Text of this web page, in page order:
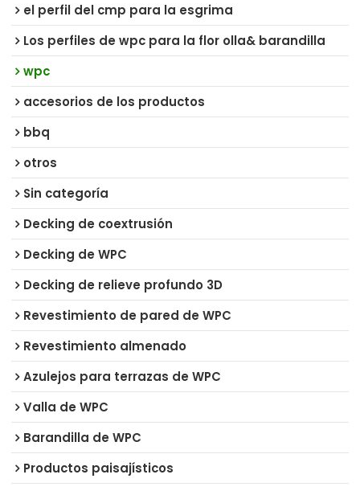
el perfil del cmp para la esgrima
Los perfiles de wpc para la flor olla& barandilla
wpc
accesorios de los productos
bbq
otros
Sin categoría
Decking de coextrusión
Decking de WPC
Decking de relieve profundo 3D
Revestimiento de pared de WPC
Revestimiento almenado
Azulejos para terrazas de WPC
Valla de WPC
Barandilla de WPC
Productos paisajísticos